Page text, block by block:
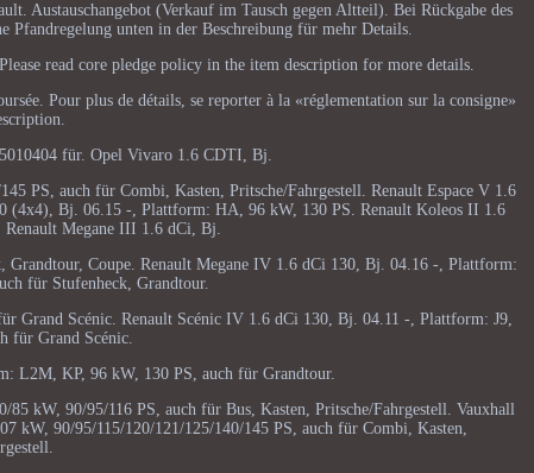
Austauschangebot (Verkauf im Tausch gegen Altteil). Bei Rückgabe des
unten in der Beschreibung für mehr Details.
read core pledge policy in the item description for more details.
Pour plus de détails, se reporter à la «réglementation sur la consigne»
für. Opel Vivaro 1.6 CDTI, Bj.
PS, auch für Combi, Kasten, Pritsche/Fahrgestell. Renault Espace V 1.6
(4x4), Bj. 06.15 -, Plattform: HA, 96 kW, 130 PS. Renault Koleos II 1.6
Megane III 1.6 dCi, Bj.
Coupe. Renault Megane IV 1.6 dCi 130, Bj. 04.16 -, Plattform:
für Stufenheck, Grandtour.
Grand Scénic. Renault Scénic IV 1.6 dCi 130, Bj. 04.11 -, Plattform: J9,
für Grand Scénic.
L2M, KP, 96 kW, 130 PS, auch für Grandtour.
kW, 90/95/116 PS, auch für Bus, Kasten, Pritsche/Fahrgestell. Vauxhall
90/95/115/120/121/125/140/145 PS, auch für Combi, Kasten,